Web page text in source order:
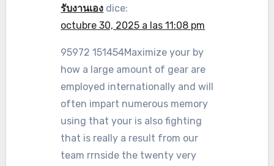
รับงานเอง dice:
octubre 30, 2025 a las 11:08 pm
95972 151454Maximize your by
how a large amount of gear are
employed internationally and will
often impart numerous memory
using that your is also fighting
that is really a result from our
team rrnside the twenty very